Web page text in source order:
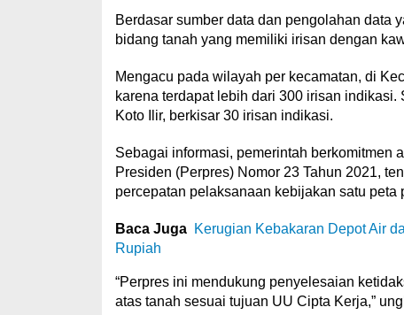
Berdasar sumber data dan pengolahan data
bidang tanah yang memiliki irisan dengan
Mengacu pada wilayah per kecamatan, di
karena terdapat lebih dari 300 irisan indikasi.
Koto Ilir, berkisar 30 irisan indikasi.
Sebagai informasi, pemerintah berkomitmen
Presiden (Perpres) Nomor 23 Tahun 2021,
percepatan pelaksanaan kebijakan satu
Baca Juga
Kerugian Kebakaran Depot Air
Rupiah
“Perpres ini mendukung penyelesaian
atas tanah sesuai tujuan UU Cipta Kerja,”